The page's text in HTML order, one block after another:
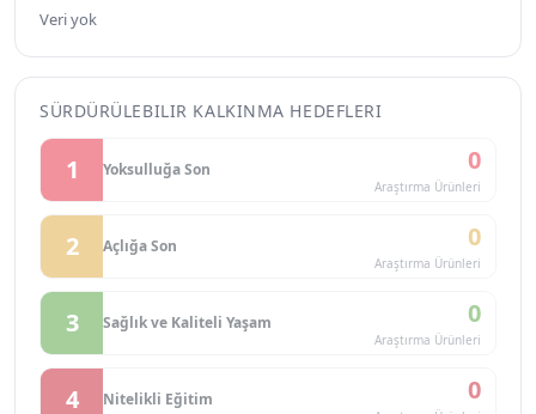
Veri yok
SÜRDÜRÜLEBILIR KALKINMA HEDEFLERI
1 Yoksulluğa Son 0
Araştırma Ürünleri
2 Açlığa Son 0
Araştırma Ürünleri
3 Sağlık ve Kaliteli Yaşam 0
Araştırma Ürünleri
4 Nitelikli Eğitim 0